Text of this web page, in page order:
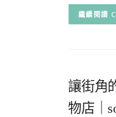
讓街角
物店｜